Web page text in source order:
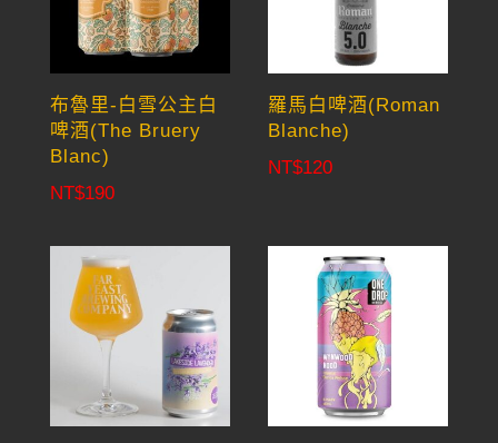
布魯里-白雪公主白
啤酒(The Bruery
Blanc)
NT$190
羅馬白啤酒(Roman
Blanche)
NT$120